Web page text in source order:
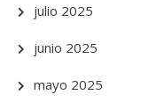
julio 2025
junio 2025
mayo 2025